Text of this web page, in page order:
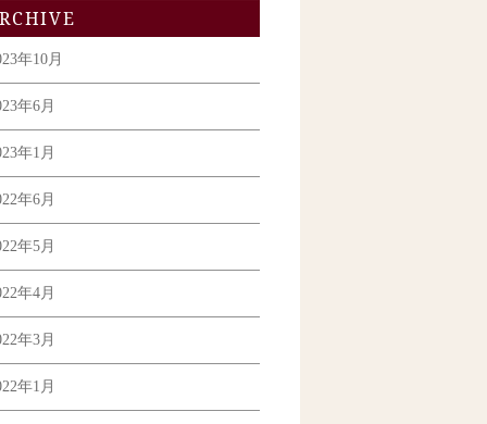
年10月
年6月
年1月
年6月
年5月
年4月
年3月
年1月